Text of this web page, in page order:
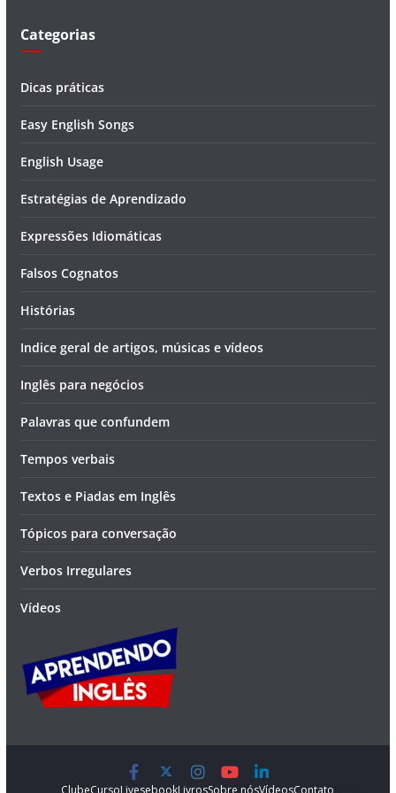
Categorias
Dicas práticas
Easy English Songs
English Usage
Estratégias de Aprendizado
Expressões Idiomáticas
Falsos Cognatos
Histórias
Indice geral de artigos, músicas e vídeos
Inglês para negócios
Palavras que confundem
Tempos verbais
Textos e Piadas em Inglês
Tópicos para conversação
Verbos Irregulares
Vídeos